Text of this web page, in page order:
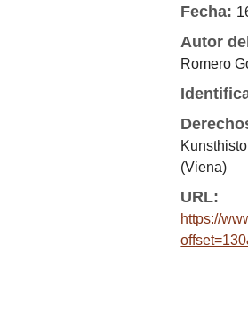
Fecha:
Autor
Romero
(Viena)
URL:
https://